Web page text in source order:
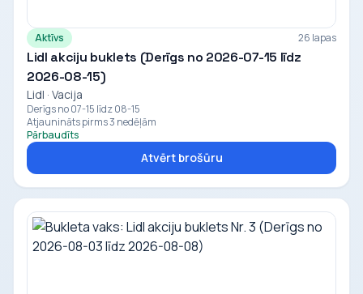
Aktīvs 26 lapas
Lidl akciju buklets (Derīgs no 2026-07-15 līdz
2026-08-15)
Lidl · Vacija
Derīgs no 07-15 līdz 08-15
Atjaunināts pirms 3 nedēļām
Pārbaudīts
Atvērt brošūru